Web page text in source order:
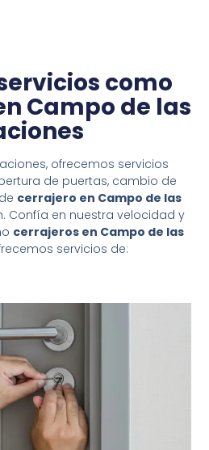
como
Campo de las
ofrecemos servicios
de puertas, cambio de
cerrajero en Campo de las
Confía en nuestra velocidad y
cerrajeros en Campo de las
servicios de: